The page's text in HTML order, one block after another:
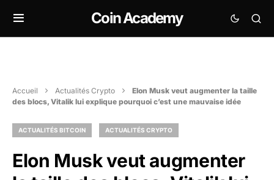
Coin Academy
Accueil Actualités Crypto
Elon Musk veut augmenter la taille
des blocs, Vitalik lui explique pourquoi c’est une mauvaise idée
ACTUALITÉS BITCOIN ACTUALITÉS CRYPTO
Elon Musk veut augmenter